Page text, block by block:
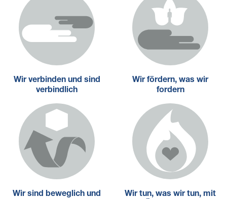
Wir verbinden und sind
verbindlich
Wir fördern, was wir
fordern
Wir sind beweglich und
Wir tun, was wir tun, mit